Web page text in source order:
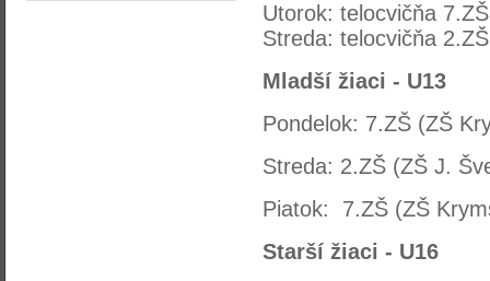
Utorok: telocvičňa
Streda: telocvičňa
Mladší žiaci - U13
Pondelok: 7.ZŠ (ZŠ
Streda: 2.ZŠ (ZŠ J.
Piatok:
7.ZŠ (ZŠ
Starší žiaci - U16